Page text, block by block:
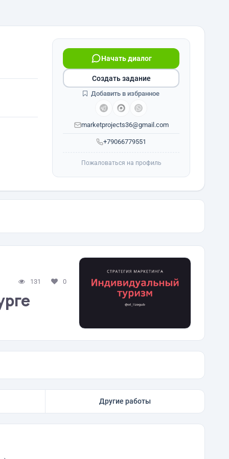
+79066779551
Начать диалог
marketprojects36@gmail.com
Создать задание
Добавить в избранное
Пожаловаться на профиль
131 0
Другие работы